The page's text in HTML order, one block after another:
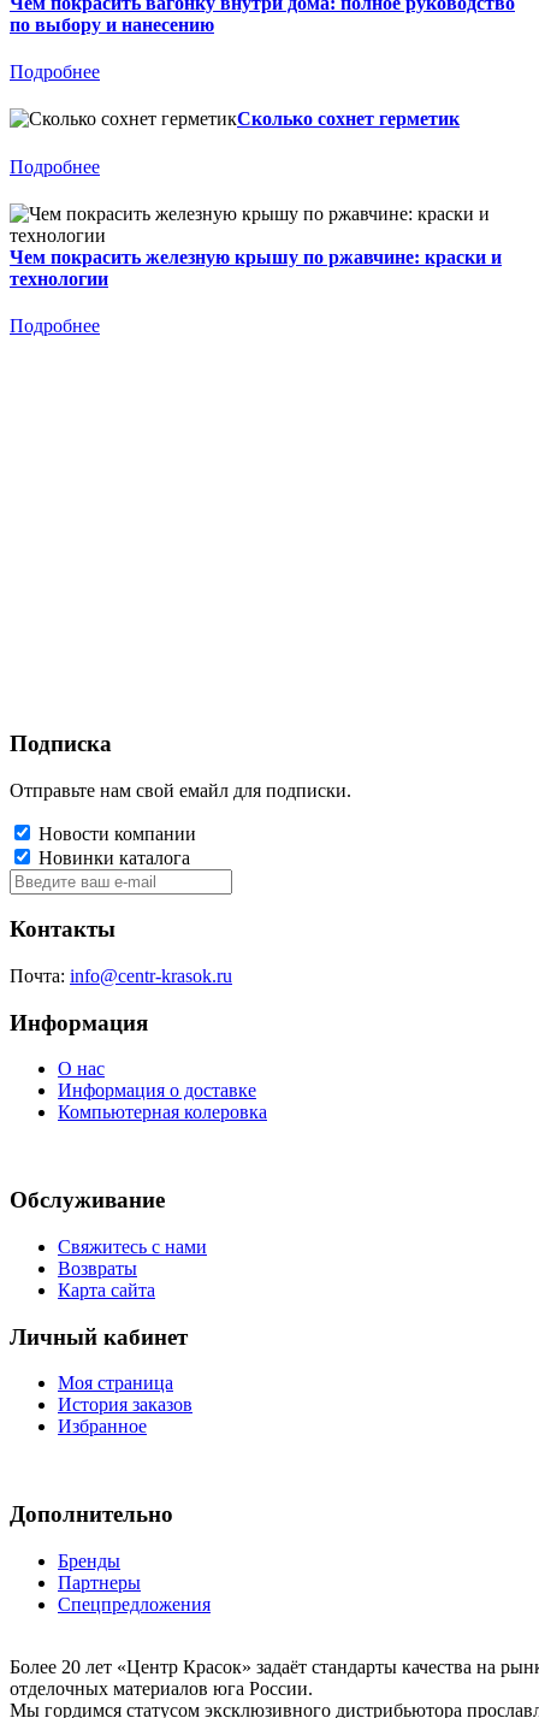
по выбору и нанесению
Подробнее
Сколько сохнет герметик
Подробнее
Чем покрасить железную крышу по ржавчине: краски и
технологии
Подробнее
Подписка
Отправьте нам свой емайл для подписки.
Новости компании
Новинки каталога
Контакты
Почта: info@centr-krasok.ru
Информация
О нас
Информация о доставке
Компьютерная колеровка
Обслуживание
Свяжитесь с нами
Возвраты
Карта сайта
Личный кабинет
Моя страница
История заказов
Избранное
Дополнительно
Бренды
Партнеры
Спецпредложения
Более 20 лет «Центр Красок» задаёт стандарты качества на
отделочных материалов юга России.
Мы гордимся статусом эксклюзивного дистрибьютора